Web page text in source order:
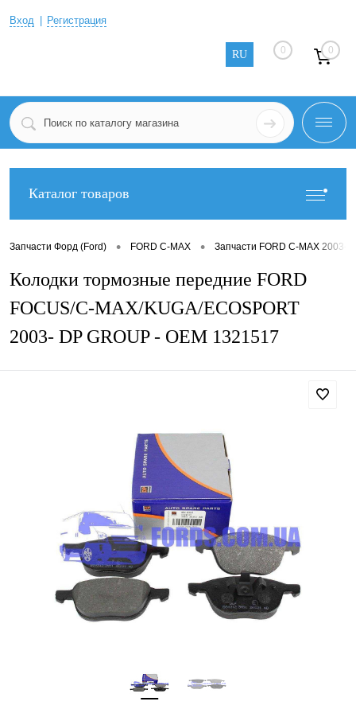
Вход Регистрация
RU 0 0
Каталог товаров
Запчасти Форд (Ford) • FORD C-MAX • Запчасти FORD C-MAX 2003-
Колодки тормозные передние FORD
FOCUS/C-MAX/KUGA/ECOSPORT
2003- DP GROUP - OEM 1321517